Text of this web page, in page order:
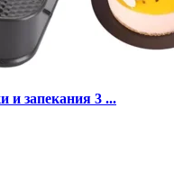
и запекания 3 ...